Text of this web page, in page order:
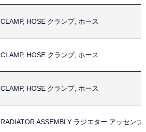
CLAMP, HOSE クランプ, ホース
CLAMP, HOSE クランプ, ホース
CLAMP, HOSE クランプ, ホース
RADIATOR ASSEMBLY ラジエター アッセンブ